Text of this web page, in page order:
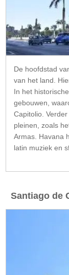
De hoofdstad
van het land.
In het
gebouwen,
Capitolio.
pleinen, zoals
Armas. Havana
latin muziek en
Santiago de